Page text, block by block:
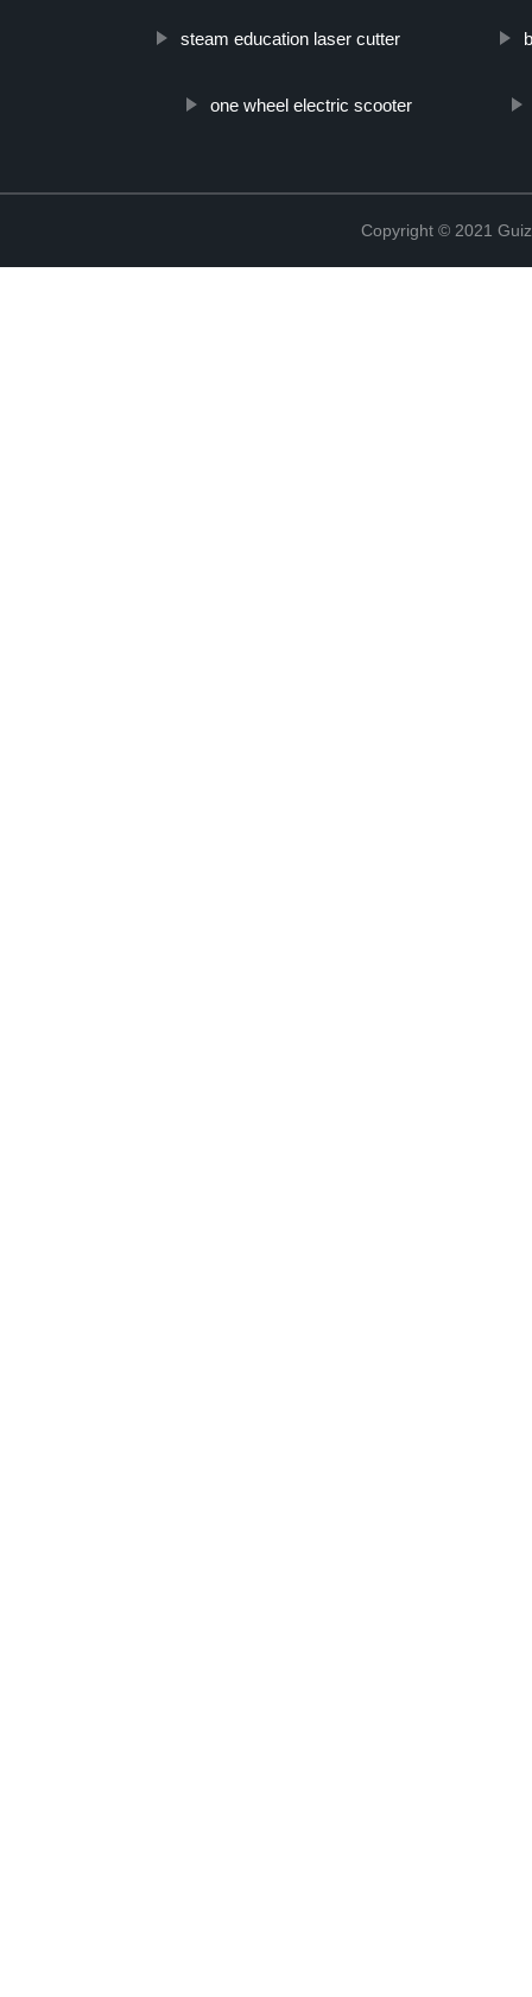
steam education laser cutter
one wheel electric scooter
Copyright © 2021